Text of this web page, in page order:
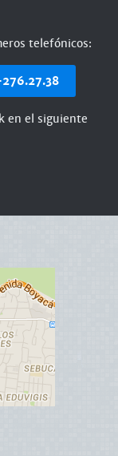
telefónicos:
en el siguiente